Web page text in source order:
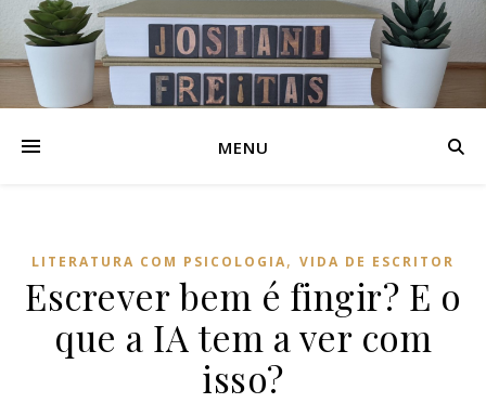
MENU
LITERATURA COM PSICOLOGIA, VIDA DE ESCRITOR
Escrever bem é fingir? E o
que a IA tem a ver com
isso?